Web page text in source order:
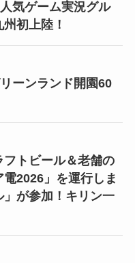
気ゲーム実況グル
初上陸！
ーンランド開園60
トビール＆老舗の
2026」を運行しま
が参加！キリン一